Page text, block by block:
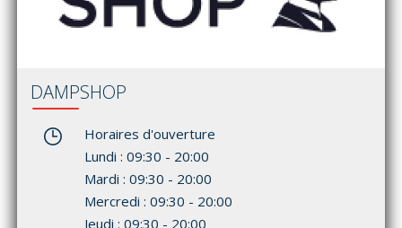
DAMPSHOP
Horaires d'ouverture
Lundi : 09:30 - 20:00
Mardi : 09:30 - 20:00
Mercredi : 09:30 - 20:00
Jeudi : 09:30 - 20:00